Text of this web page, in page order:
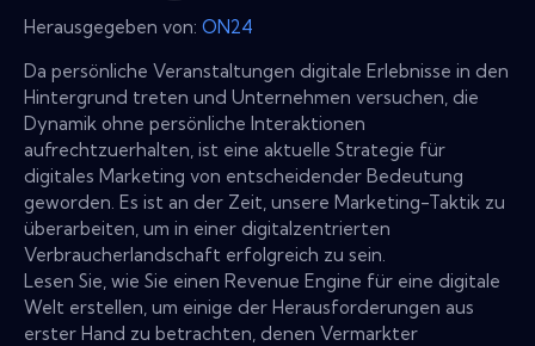
Herausgegeben von: ON24
Da persönliche Veranstaltungen digitale Erlebnisse in den
Hintergrund treten und Unternehmen versuchen, die
Dynamik ohne persönliche Interaktionen
aufrechtzuerhalten, ist eine aktuelle Strategie für
digitales Marketing von entscheidender Bedeutung
geworden. Es ist an der Zeit, unsere Marketing-Taktik zu
überarbeiten, um in einer digitalzentrierten
Verbraucherlandschaft erfolgreich zu sein.
Lesen Sie, wie Sie einen Revenue Engine für eine digitale
Welt erstellen, um einige der Herausforderungen aus
erster Hand zu betrachten, denen Vermarkter